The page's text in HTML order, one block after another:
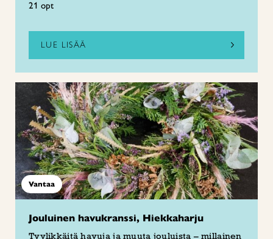
21 opt
LUE LISÄÄ
Vantaa
Jouluinen havukranssi, Hiekkaharju
Tyylikkäitä havuja ja muuta jouluista – millainen